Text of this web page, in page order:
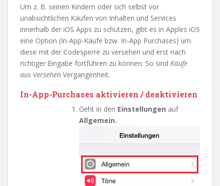
Um z. B. seinen Kindern oder sich selbst vor
unabsichtlichen Käufen von Inhalten und Services
innerhalb der iOS Apps zu schützen, gibt es in Apples iOS
eine Option (In-App-Käufe bzw. In-App Purchases) um
diese mit der Codesperre zu versehen und erst nach
richtiger Eingabe fortführen zu können. So sind Käufe
aus Versehen Vergangenheit.
In-App-Purchases aktivieren / deaktivieren
Geht in den Einstellungen auf
Allgemein.